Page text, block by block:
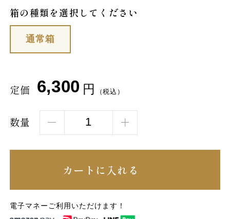
箱の種類を選択してください
通常箱
定価 6,300 円 （税込）
数量
カートに入れる
電子マネーご利用いただけます！